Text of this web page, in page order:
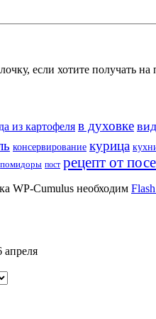
если хотите получать
из картофеля в духовке
консервирование курица
помидоры пост рецепт от
WP-Cumulus необходим